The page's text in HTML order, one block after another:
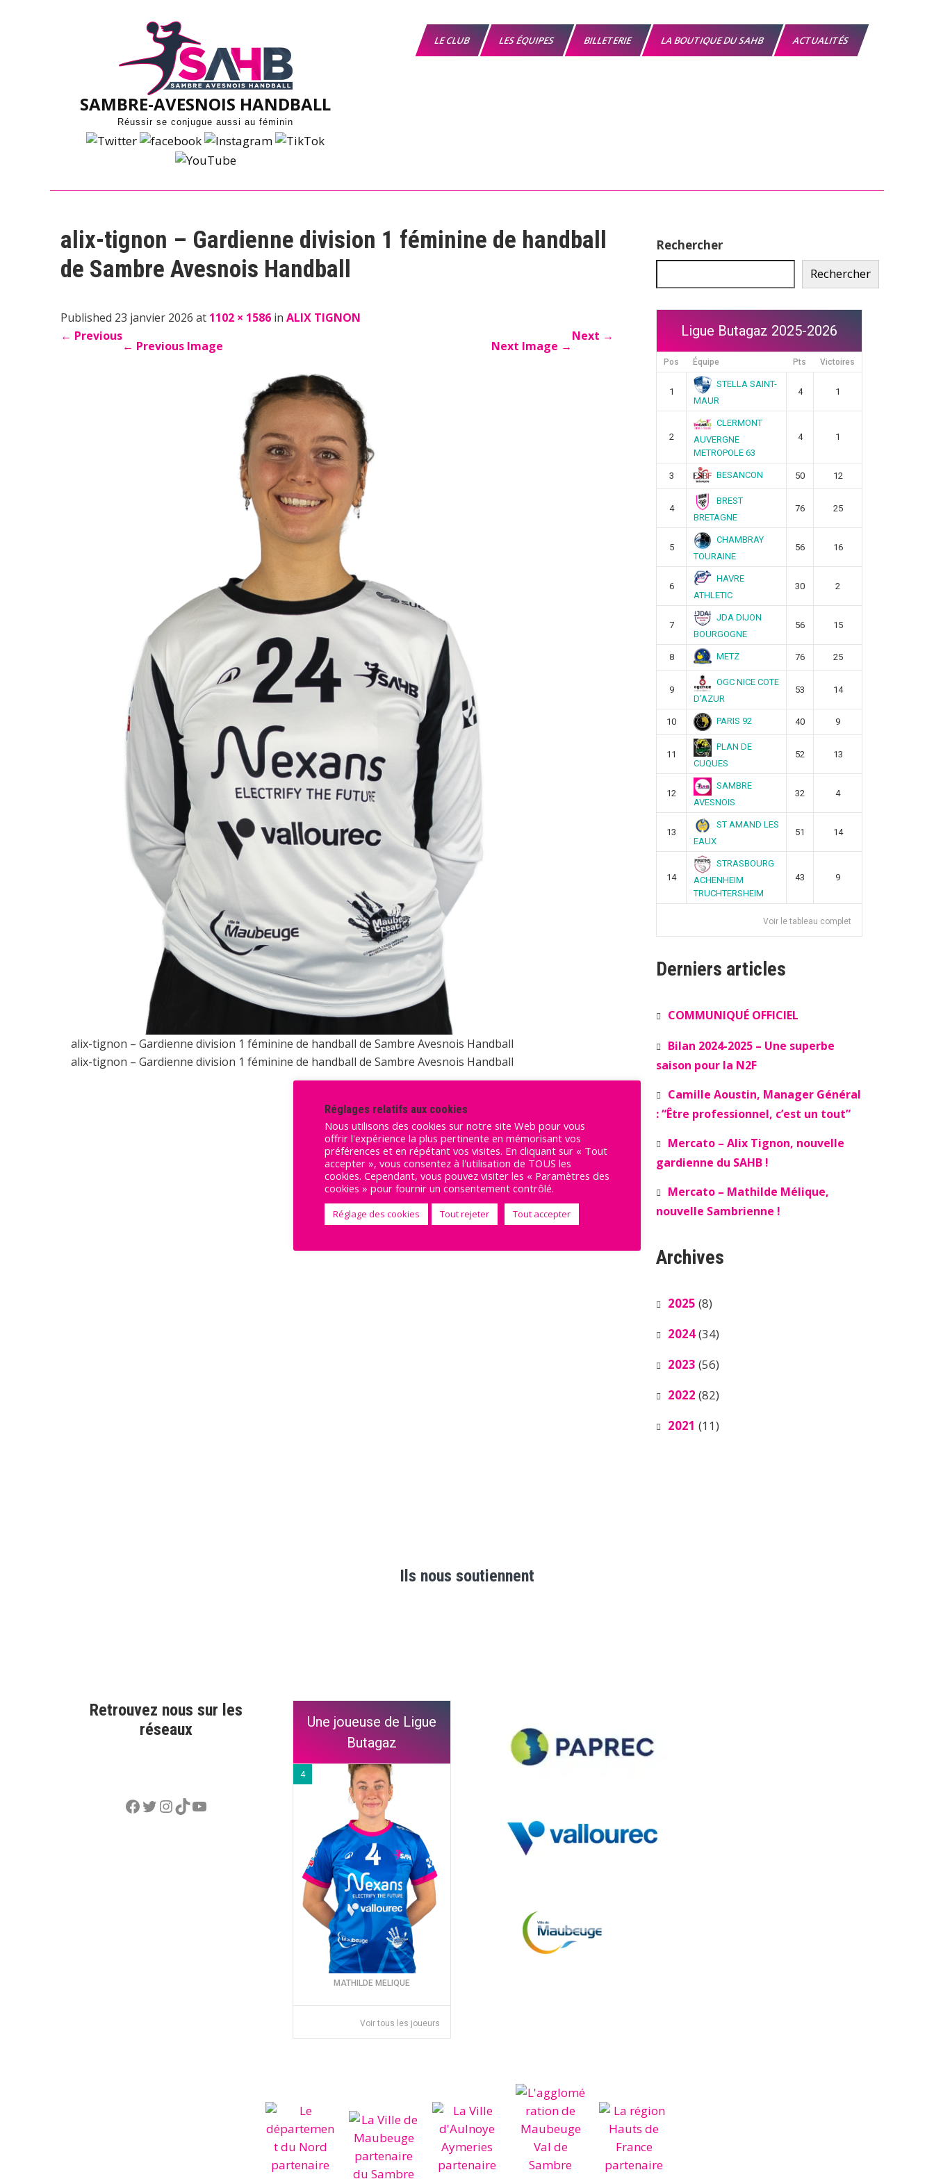
SAMBRE-AVESNOIS HANDBALL
Réussir se conjugue aussi au féminin
LE CLUB LES ÉQUIPES BILLETERIE LA BOUTIQUE DU SAHB ACTUALITÉS
alix-tignon – Gardienne division 1 féminine de handball
de Sambre Avesnois Handball
Published 23 janvier 2026 at 1102 × 1586 in ALIX TIGNON
← Previous Next →
← Previous Image Next Image →
alix-tignon – Gardienne division 1 féminine de handball de Sambre Avesnois Handball
alix-tignon – Gardienne division 1 féminine de handball de Sambre Avesnois Handball
Rechercher
Rechercher
Ligue Butagaz 2025-2026
Pos Équipe Pts Victoires
1
STELLA SAINT-
MAUR
4 1
2
CLERMONT
AUVERGNE
METROPOLE 63
4 1
3 BESANCON 50 12
4
BREST
BRETAGNE
76 25
5
CHAMBRAY
TOURAINE
56 16
6
HAVRE
ATHLETIC
30 2
7
JDA DIJON
BOURGOGNE
56 15
8 METZ 76 25
9
OGC NICE COTE
D’AZUR
53 14
10 PARIS 92 40 9
11
PLAN DE
CUQUES
52 13
12
SAMBRE
AVESNOIS
32 4
13
ST AMAND LES
EAUX
51 14
14
STRASBOURG
ACHENHEIM
TRUCHTERSHEIM
43 9
Voir le tableau complet
Derniers articles
COMMUNIQUÉ OFFICIEL
Bilan 2024-2025 – Une superbe
saison pour la N2F
Camille Aoustin, Manager Général
: “Être professionnel, c’est un tout”
Mercato – Alix Tignon, nouvelle
gardienne du SAHB !
Mercato – Mathilde Mélique,
nouvelle Sambrienne !
Archives
2025 (8)
2024(34)
2023 (56)
2022 (82)
2021 (11)
Ils nous soutiennent
Retrouvez nous sur les
réseaux
Facebook
Twitter
Instagram
TikTok
YouTube
Une joueuse de Ligue
Butagaz
4
MATHILDE MELIQUE
Voir tous les joueurs
Réglages relatifs aux cookies
Nous utilisons des cookies sur notre site Web pour vous
offrir l'expérience la plus pertinente en mémorisant vos
préférences et en répétant vos visites. En cliquant sur « Tout
accepter », vous consentez à l'utilisation de TOUS les
cookies. Cependant, vous pouvez visiter les « Paramètres des
cookies » pour fournir un consentement contrôlé.
Réglage des cookies Tout rejeter Tout accepter